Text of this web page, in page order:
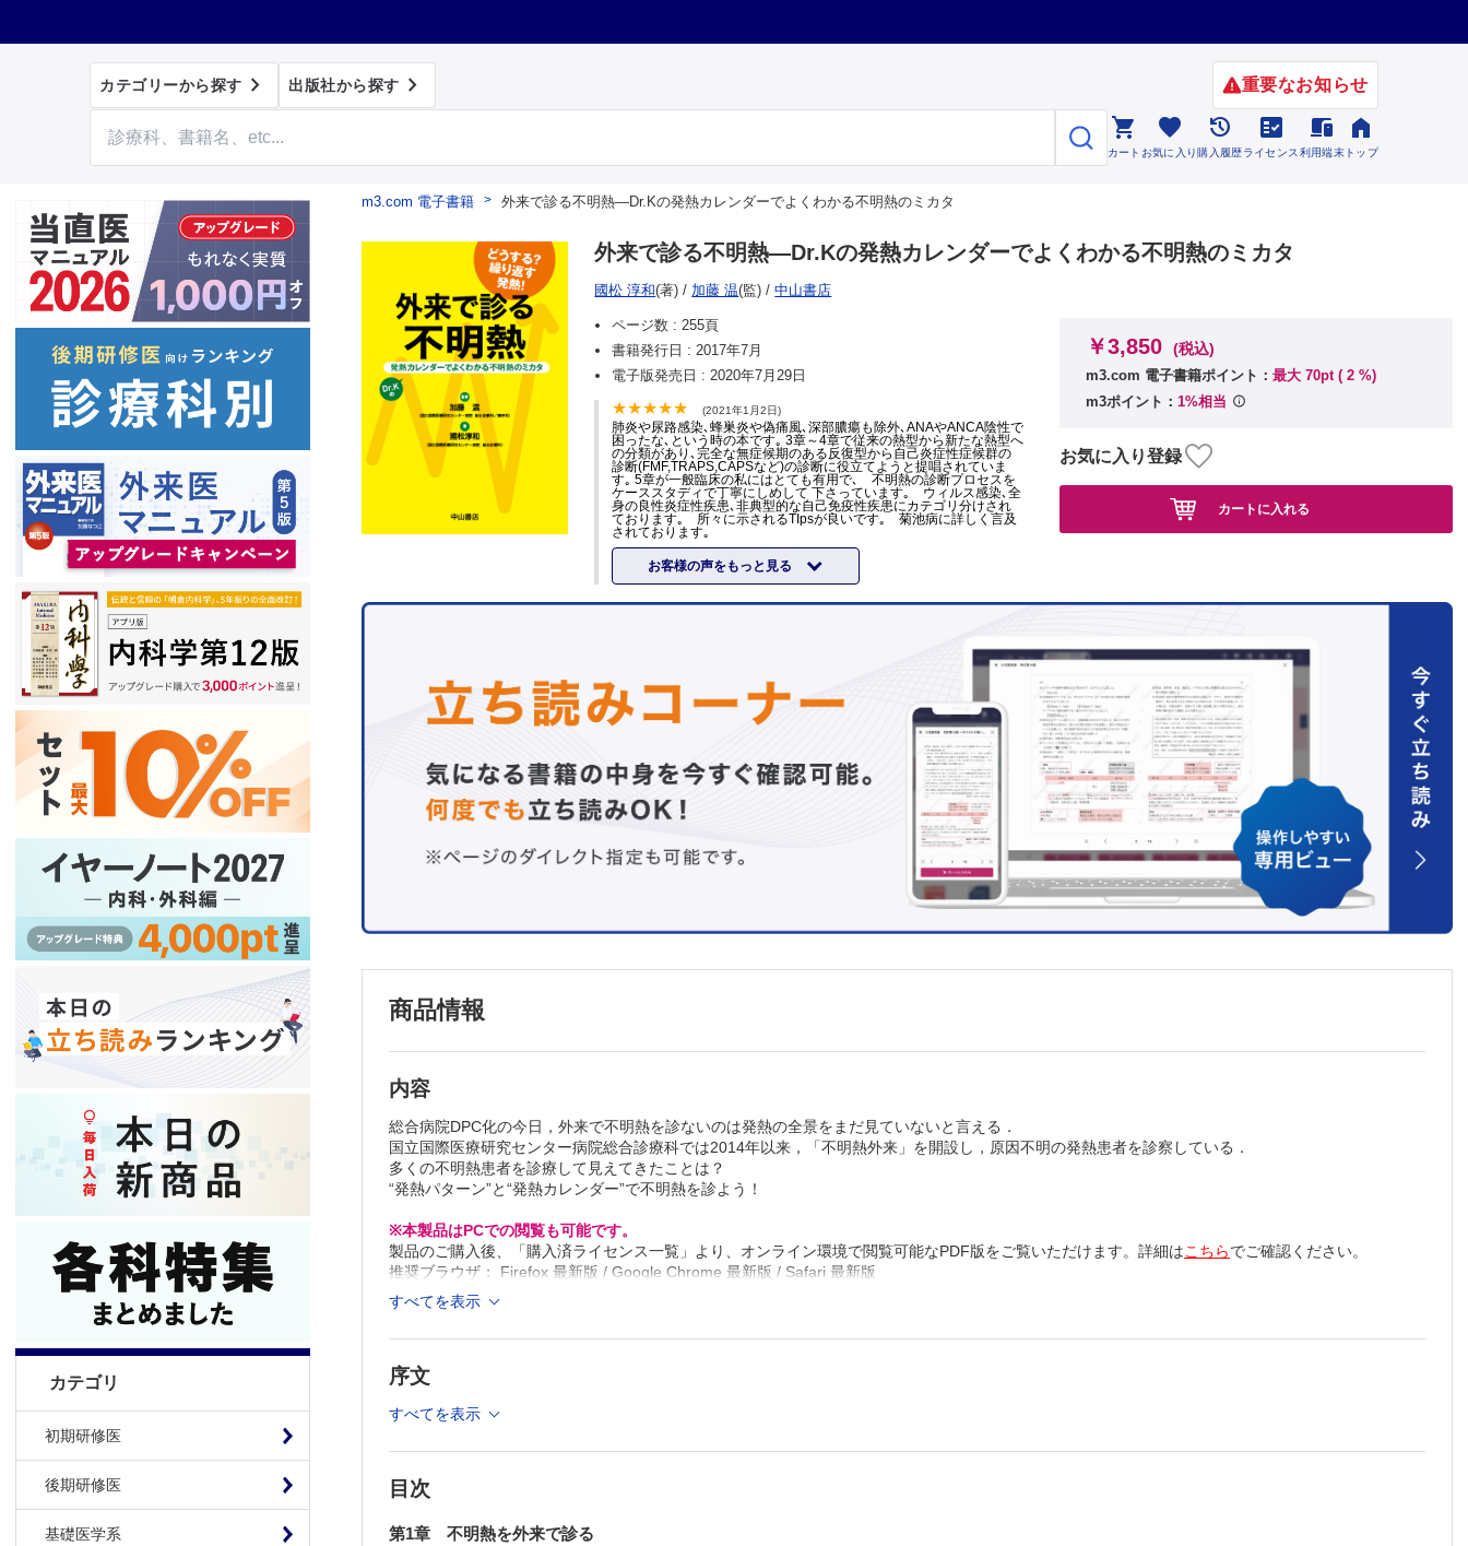
カテゴリーから探す  出版社から探す  重要なお知らせ

カート

お気に入り

購入履歴

ライセンス

利用端末

トップ
カテゴリ
初期研修医
後期研修医
基礎医学系
m3.com 電子書籍 外来で診る不明熱―Dr.Kの発熱カレンダーでよくわかる不明熱のミカタ
外来で診る不明熱―Dr.Kの発熱カレンダーでよくわかる不明熱のミカタ
國松 淳和(著) / 加藤 温(監) /中山書店
ページ数 :255頁
書籍発行日 :2017年7月
電子版発売日 :2020年7月29日
(2021年1月2日)
肺炎や尿路感染､蜂巣炎や偽痛風､深部膿瘍も除外､ANAやANCA陰性で
困ったな､という時の本です｡ 3章～4章で従来の熱型から新たな熱型へ
の分類があり､完全な無症候期のある反復型から自己炎症性症候群の
診断(FMF,TRAPS,CAPSなど)の診断に役立てようと提唱されていま
す｡ 5章が一般臨床の私にはとても有用で､ 不明熱の診断プロセスを
ケーススタディで丁寧にしめして 下さっています｡ ウィルス感染､全
身の良性炎症性疾患､非典型的な自己免疫性疾患にカテゴリ分けされ
ております｡ 所々に示されるTIpsが良いです｡ 菊池病に詳しく言及
されております｡
お客様の声をもっと見る
￥3,850 (税込)
m3.com 電子書籍ポイント： 最大 70pt ( 2 %)
m3ポイント： 1%相当
お気に入り登録
カートに入れる
商品情報
内容
総合病院DPC化の今日，外来で不明熱を診ないのは発熱の全景をまだ見ていないと言える．
国立国際医療研究センター病院総合診療科では2014年以来，「不明熱外来」を開設し，原因不明の発熱患者を診察している．
多くの不明熱患者を診療して見えてきたことは？
“発熱パターン”と“発熱カレンダー”で不明熱を診よう！
※本製品はPCでの閲覧も可能です。
製品のご購入後、「購入済ライセンス一覧」より、オンライン環境で閲覧可能なPDF版をご覧いただけます。詳細はこちらでご確認ください。
推奨ブラウザ： Firefox 最新版 / Google Chrome 最新版 / Safari 最新版
すべてを表示
序文
すべてを表示
目次
第1章 不明熱を外来で診る